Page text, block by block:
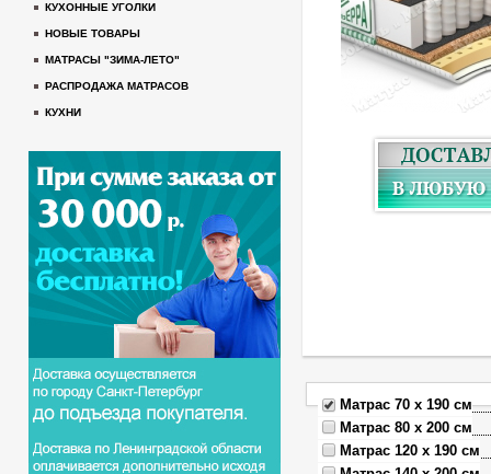
Матрас 70 x 190 см
Матрас 80 x 200 см
Матрас 120 x 190 см
КУХОННЫЕ УГОЛКИ
НОВЫЕ ТОВАРЫ
МАТРАСЫ "ЗИМА-ЛЕТО"
РАСПРОДАЖА МАТРАСОВ
КУХНИ